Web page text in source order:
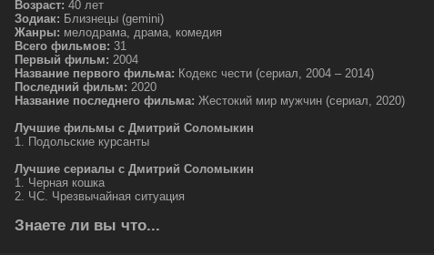
Возраст: 40 лет
Зодиак: Близнецы (gemini)
Жанры: мелодрама, драма, комедия
Всего фильмов: 31
Первый фильм: 2004
Название первого фильма: Кодекс чести (сериал, 2004 – 2014)
Последний фильм: 2020
Название последнего фильма: Жестокий мир мужчин (сериал, 2020)
Лучшие фильмы с Дмитрий Соломыкин
1. Подольские курсанты
Лучшие сериалы с Дмитрий Соломыкин
1. Черная кошка
2. ЧС. Чрезвычайная ситуация
Знаете ли вы что...